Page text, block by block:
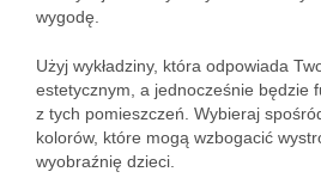
wygodę.
Użyj wykładziny, która odpowiada
estetycznym, a jednocześnie będzie
z tych pomieszczeń. Wybieraj
kolorów, które mogą wzbogacić
wyobraźnię dzieci.